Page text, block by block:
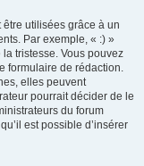
utilisées grâce à un
Par exemple, « :) »
tristesse. Vous pouvez
formulaire de rédaction.
elles peuvent
pourrait décider de le
du forum
est possible d’insérer